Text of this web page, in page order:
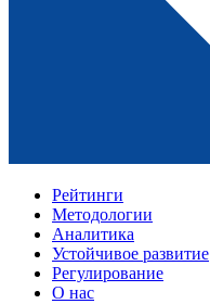
Рейтинги
Методологии
Аналитика
Устойчивое развитие
Регулирование
О нас